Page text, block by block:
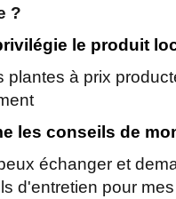
?
le produit
plantes à prix
les conseils de
échanger et
d'entretien pour